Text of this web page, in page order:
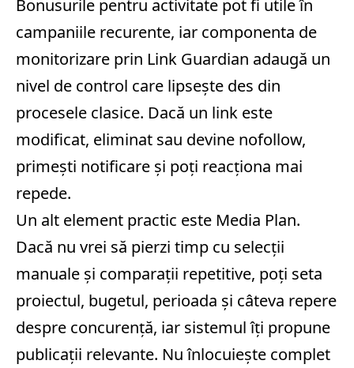
Bonusurile pentru activitate pot fi utile în
campaniile recurente, iar componenta de
monitorizare prin Link Guardian adaugă un
nivel de control care lipsește des din
procesele clasice. Dacă un link este
modificat, eliminat sau devine nofollow,
primești notificare și poți reacționa mai
repede.
Un alt element practic este Media Plan.
Dacă nu vrei să pierzi timp cu selecții
manuale și comparații repetitive, poți seta
proiectul, bugetul, perioada și câteva repere
despre concurență, iar sistemul îți propune
publicații relevante. Nu înlocuiește complet